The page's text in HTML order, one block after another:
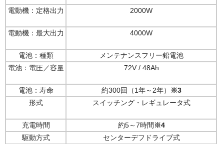
電動機：定格出力 2000W
電動機：最大出力 4000W
電池：種類
メンテナンスフリー鉛電池
電池：電圧／容量
72V / 48Ah
電池：寿命 約300回（1年～2年）
※3
形式
スイッチング・レギュレータ式
充電時間 約5～7時間 ※4
駆動方式
センターデフドライブ式